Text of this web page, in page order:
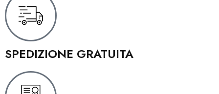
SPEDIZIONE GRATUITA